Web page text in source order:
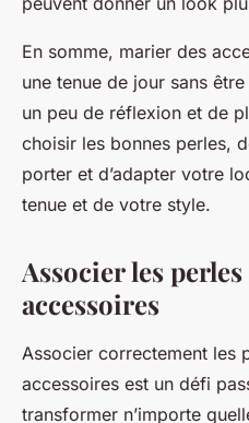
En somme, marier des
une tenue de jour sans
un peu de réflexion et de
choisir les bonnes perles,
porter et d’adapter votre
tenue et de votre style.
Associer les perles
accessoires
Associer correctement les
accessoires est un défi
transformer n’importe